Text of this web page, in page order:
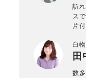
訪
ス
片
デ
し
白
田
数